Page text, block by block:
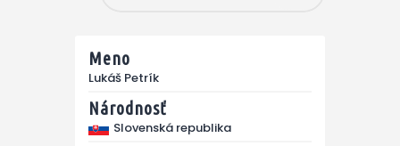
Meno
Lukáš Petrík
Národnosť
Slovenská republika